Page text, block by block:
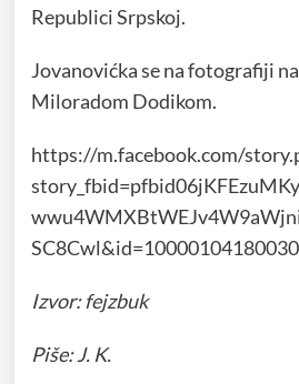
Republici Srpskoj.
Jovanovićka se na fotografiji
Miloradom Dodikom.
https://m.facebook.com/
Izvor: fejzbuk
Piše: J. K.